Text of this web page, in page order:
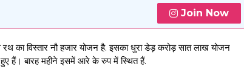
Join Now
रथ का विस्तार नौ हजार योजन है. इसका धुरा डेड़ करोड़ सात लाख योजन
हैं। बारह महीने इसमें आरे के रुप में स्थित हैं.